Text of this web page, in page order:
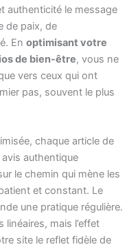
authenticité le message
de paix, de
En optimisant votre
de bien-être, vous ne
vers ceux qui ont
pas, souvent le plus
chaque article de
authentique
le chemin qui mène les
et constant. Le
une pratique régulière.
mais l’effet
site le reflet fidèle de